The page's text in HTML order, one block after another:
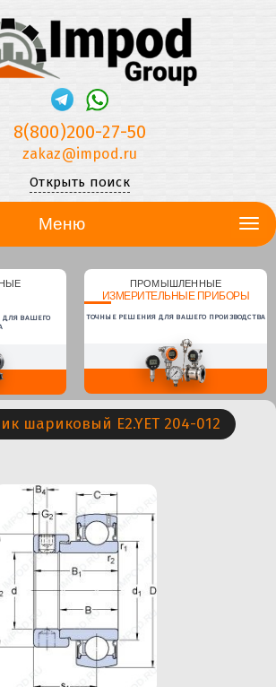
8(800)200-27-50
zakaz@impod.ru
Открыть поиск
Меню
ДЛЯ ВАШЕГО
ПРОМЫШЛЕННЫЕ
ИЗМЕРИТЕЛЬНЫЕ ПРИБОРЫ
ТОЧНЫЕ РЕШЕНИЯ ДЛЯ ВАШЕГО ПРОИЗВОДСТВА
шариковый E2.YET 204-012